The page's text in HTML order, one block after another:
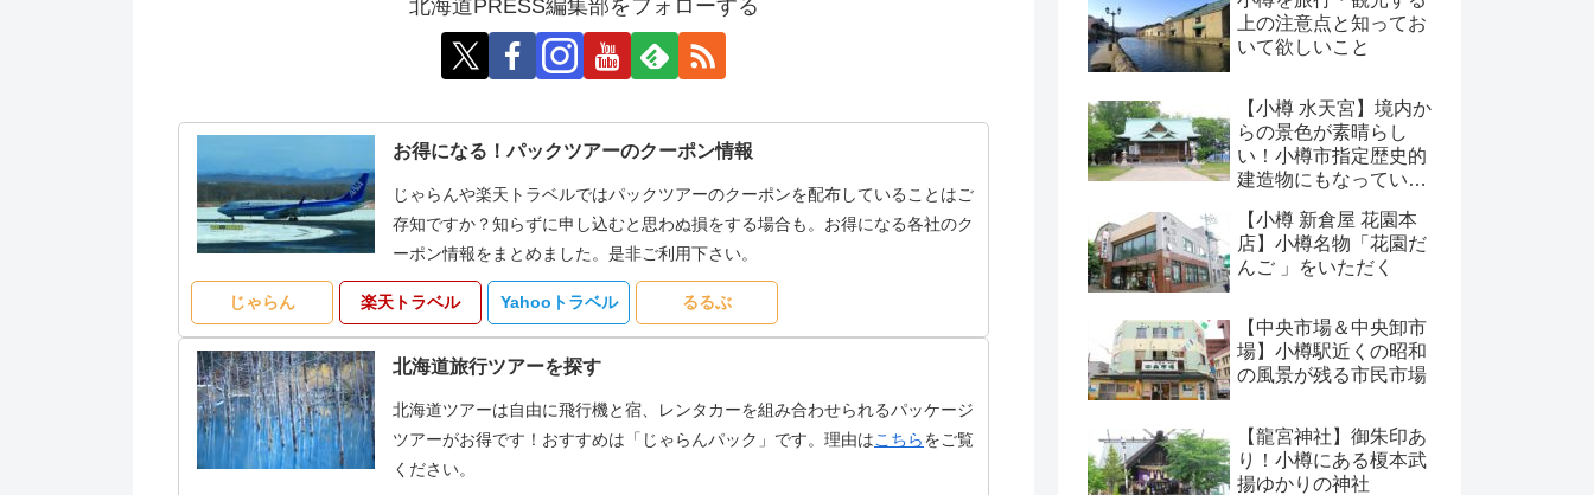
北海道PRESS編集部をフォローする
お得になる！パックツアーのクーポン情報
じゃらんや楽天トラベルではパックツアーのクーポンを配布していることはご
存知ですか？知らずに申し込むと思わぬ損をする場合も。お得になる各社のク
ーポン情報をまとめました。是非ご利用下さい。
じゃらん 楽天トラベル Yahooトラベル るるぶ
北海道旅行ツアーを探す
北海道ツアーは自由に飛行機と宿、レンタカーを組み合わせられるパッケージ
ツアーがお得です！おすすめは「じゃらんパック」です。理由はこちらをご覧
ください。
上の注意点と知ってお
いて欲しいこと
【小樽 水天宮】境内か
らの景色が素晴らし
い！小樽市指定歴史的
建造物にもなっている
【小樽 新倉屋 花園本
店】小樽名物「花園だ
んご 」をいただく
【中央市場＆中央卸市
場】小樽駅近くの昭和
の風景が残る市民市場
【龍宮神社】御朱印あ
り！小樽にある榎本武
揚ゆかりの神社